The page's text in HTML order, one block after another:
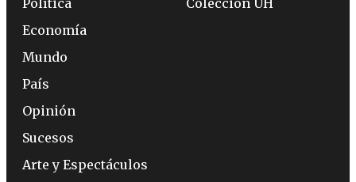
Economía
Mundo
País
Opinión
Sucesos
Arte y Espectáculos